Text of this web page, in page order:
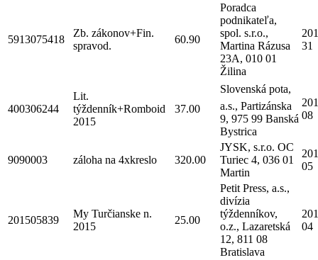
5913075418
Zb. zákonov+Fin.
spravod.
60.90
Poradca
podnikateľa,
spol. s.r.o.,
Martina Rázusa
23A, 010 01
Žilina
31
400306244
Lit.
týždenník+Romboid
2015
37.00
Slovenská pota,
a.s., Partizánska
9, 975 99 Banská
Bystrica
08
9090003 záloha na 4xkreslo 320.00
JYSK, s.r.o. OC
Turiec 4, 036 01
Martin
05
201505839
My Turčianske n.
2015
25.00
Petit Press, a.s.,
divízia
týždenníkov,
o.z., Lazaretská
12, 811 08
Bratislava
04